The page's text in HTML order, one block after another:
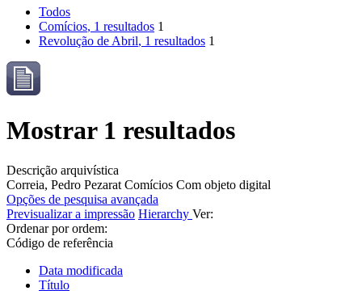
Todos
Comícios, 1 resultados 1
Revolução de Abril, 1 resultados 1
Mostrar 1 resultados
Descrição arquivística
Correia, Pedro Pezarat Comícios Com objeto digital
Opções de pesquisa avançada
Previsualizar a impressão Hierarchy Ver:
Ordenar por ordem:
Código de referência
Data modificada
Título